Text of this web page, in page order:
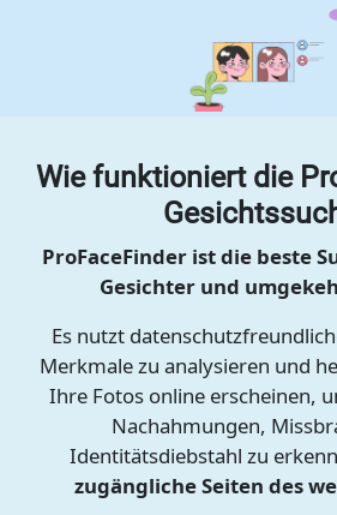
Wie funktioniert die
ProFaceFinder ist die beste
Gesichter und
Es nutzt
Merkmale zu analysieren und
Ihre Fotos online erscheinen,
Nachahmungen,
Identitätsdiebstahl zu
zugängliche Seiten des